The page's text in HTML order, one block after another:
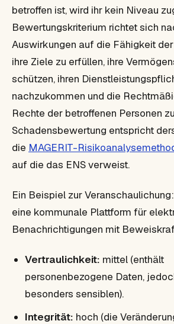
betroffen ist, wird ihr kein Niveau
Bewertungskriterium richtet sich
Auswirkungen auf die Fähigkeit
ihre Ziele zu erfüllen, ihre
schützen, ihren
nachzukommen und die
Rechte der betroffenen Personen
Schadensbewertung entspricht
die MAGERIT-
auf die das ENS verweist.
Ein Beispiel zur
eine kommunale Plattform für
Benachrichtigungen mit
Vertraulichkeit: mittel (enthält
personenbezogene Daten,
besonders sensiblen).
Integrität: hoch (die